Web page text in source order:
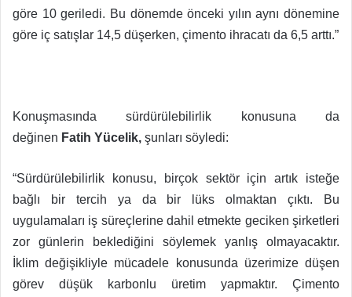
göre 10 geriledi. Bu dönemde önceki yılın aynı dönemine
göre iç satışlar 14,5 düşerken, çimento ihracatı da 6,5 arttı.”
Konuşmasında sürdürülebilirlik konusuna da
değinen Fatih Yücelik, şunları söyledi:
“Sürdürülebilirlik konusu, birçok sektör için artık isteğe
bağlı bir tercih ya da bir lüks olmaktan çıktı. Bu
uygulamaları iş süreçlerine dahil etmekte geciken şirketleri
zor günlerin beklediğini söylemek yanlış olmayacaktır.
İklim değişikliyle mücadele konusunda üzerimize düşen
görev düşük karbonlu üretim yapmaktır. Çimento